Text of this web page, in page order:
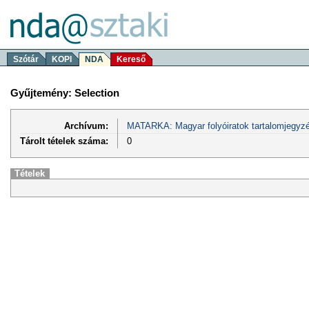
Szótár KOPI NDA Kereső
Gyűjtemény: Selection
Archívum:
MATARKA: Magyar folyóiratok
Tárolt tételek száma:
0
Tételek